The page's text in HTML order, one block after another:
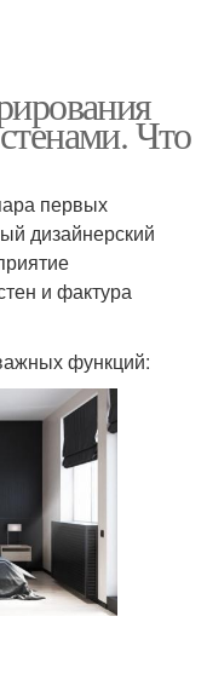
Что
первых
дизайнерский
и фактура
функций: